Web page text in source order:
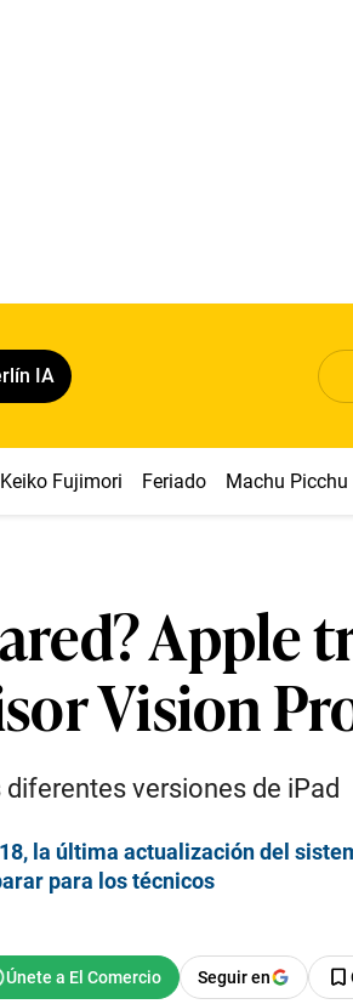
IA
Keiko Fujimori Feriado Machu Picchu
Apple
Vision
versiones de iPad
la última actualización del
para los técnicos
Seguir en